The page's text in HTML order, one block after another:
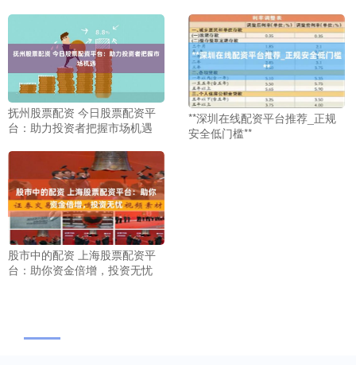
抚州股票配资 今日股票配资平
台：助力投资者把握市场机遇
**深圳在线配资平台推荐_正规
安全低门槛**
股市中的配资 上海股票配资平
台：助你资金倍增，投资无忧